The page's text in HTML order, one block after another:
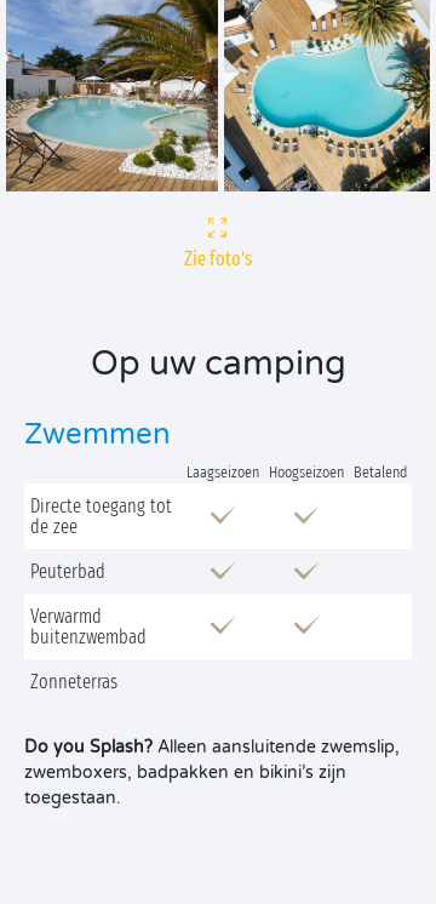
Zie foto's
Op uw camping
Zwemmen
Laagseizoen Hoogseizoen Betalend
Directe toegang tot
de zee
Peuterbad
Verwarmd
buitenzwembad
Zonneterras
Do you Splash? Alleen aansluitende zwemslip,
zwemboxers, badpakken en bikini’s zijn
toegestaan.